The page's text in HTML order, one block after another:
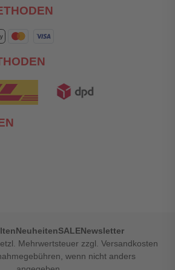
NeuheitenSALENewsletter
Mehrwertsteuer zzgl. Versandkosten
wenn nicht anders